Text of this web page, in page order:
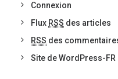
Connexion
Flux RSS des articles
RSS des
Site de WordPress-FR